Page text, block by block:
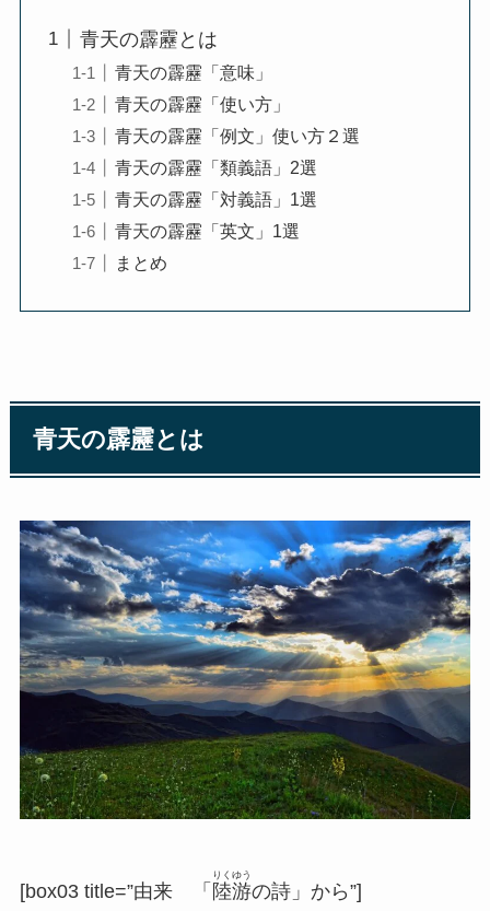
青天の霹靂とは
青天の霹靂「意味」
青天の霹靂「使い方」
青天の霹靂「例文」使い方２選
青天の霹靂「類義語」2選
青天の霹靂「対義語」1選
青天の霹靂「英文」1選
まとめ
青天の霹靂とは
[box03 title=”由来 「 陸游
りくゆう
の詩」から”]